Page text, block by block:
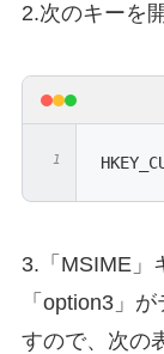
2.次のキーを
3.「MSIME」
「option3」
すので、次の